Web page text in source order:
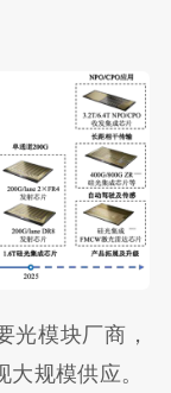
光模块厂商，
规模供应。